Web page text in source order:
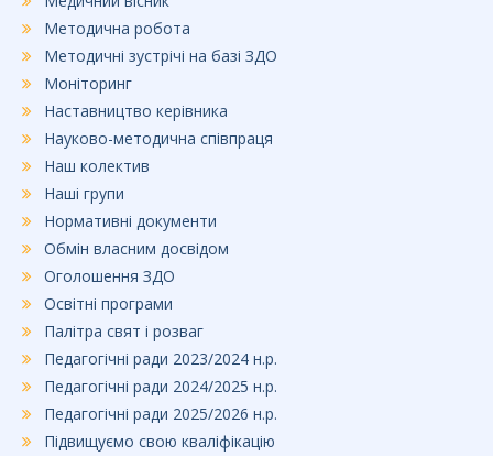
Методична робота
Методичні зустрічі на базі ЗДО
Моніторинг
Наставництво керівника
Науково-методична співпраця
Наш колектив
Наші групи
Нормативні документи
Обмін власним досвідом
Оголошення ЗДО
Освітні програми
Палітра свят і розваг
Педагогічні ради 2023/2024 н.р.
Педагогічні ради 2024/2025 н.р.
Педагогічні ради 2025/2026 н.р.
Підвищуємо свою кваліфікацію